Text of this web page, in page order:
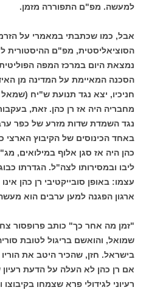
למעשה. מפ"ם התפוררה מזמן.
אבל, כמו שכתבתי במאמרי על
הסוציאליסטית, מפ"ם ההיסטורית
נמצאת היום במרכז המפה
הסכנה המאיימת על המדינה מן
חניכיו, יצא נגד תנועת ש"יח
מחבריה היה אז רן כהן. זאת,
נגד השמדת שדות מזרע של כפר
באחד הכינוסים של הקיבוץ הארצי
כהן היה אז סגן אלוף במילואים,
ליבו ובמסירותו לצה"ל. הגדרתו
עצמו: באופן סובייקטיבי רן כהן
ארגון הפגנה למען ערבים הוא
"זמן מה אחר כך" כותב פרופסור
שמואל, והואשם בריגול לטובת
בישראל. חזן, שהכיר היטב את
אם רן כהן לא העלה על הדעת
רעיוני לגידולי פרא שצמחו בקיבוצו